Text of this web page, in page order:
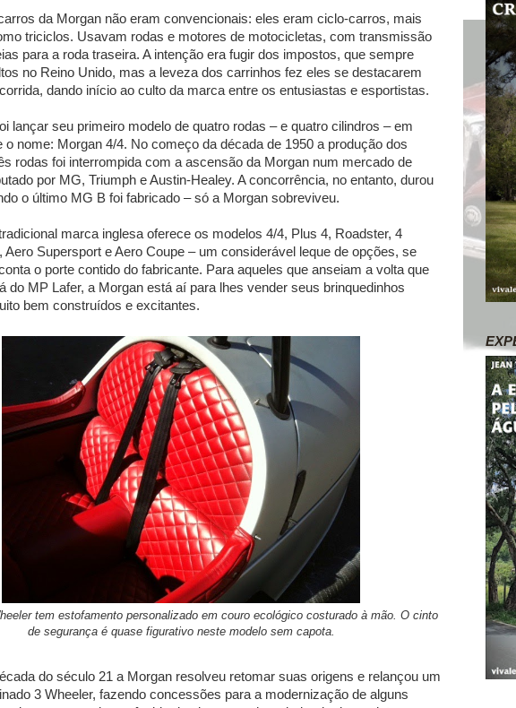
da Morgan não eram convencionais: eles eram ciclo-carros, mais
triciclos. Usavam rodas e motores de motocicletas, com transmissão
para a roda traseira. A intenção era fugir dos impostos, que sempre
no Reino Unido, mas a leveza dos carrinhos fez eles se destacarem
dando início ao culto da marca entre os entusiastas e esportistas.
lançar seu primeiro modelo de quatro rodas – e quatro cilindros – em
o nome: Morgan 4/4. No começo da década de 1950 a produção dos
rodas foi interrompida com a ascensão da Morgan num mercado de
por MG, Triumph e Austin-Healey. A concorrência, no entanto, durou
o último MG B foi fabricado – só a Morgan sobreviveu.
marca inglesa oferece os modelos 4/4, Plus 4, Roadster, 4
Aero Supersport e Aero Coupe – um considerável leque de opções, se
o porte contido do fabricante. Para aqueles que anseiam a volta que
do MP Lafer, a Morgan está aí para lhes vender seus brinquedinhos
bem construídos e excitantes.
tem estofamento personalizado em couro ecológico costurado à mão. O cinto
de segurança é quase figurativo neste modelo sem capota.
do século 21 a Morgan resolveu retomar suas origens e relançou um
3 Wheeler, fazendo concessões para a modernização de alguns